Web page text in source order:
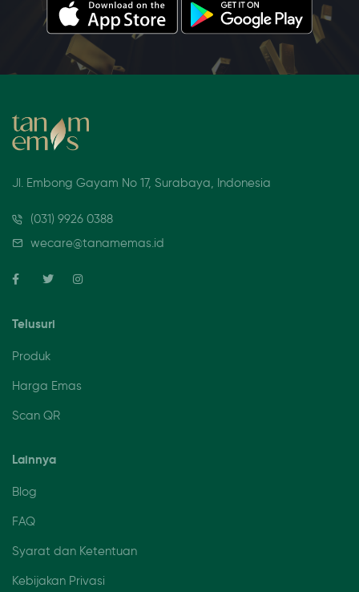
Jl. Embong Gayam No 17, Surabaya, Indonesia
(031) 9926 0388
wecare@tanamemas.id
Telusuri
Produk
Harga Emas
Scan QR
Lainnya
Blog
FAQ
Syarat dan Ketentuan
Kebijakan Privasi